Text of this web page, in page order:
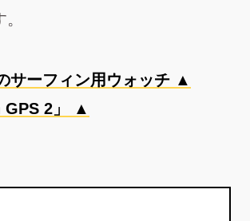
サーフィン用ウォッチ ▲
2」 ▲